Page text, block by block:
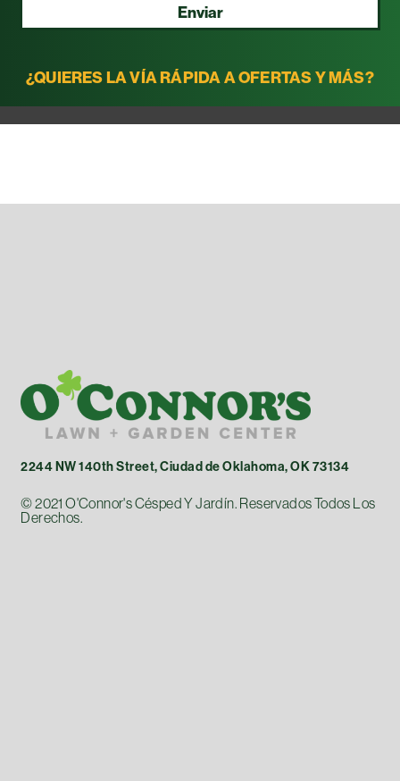
¿QUIERES LA VÍA RÁPIDA A OFERTAS Y MÁS?
Enviar
2244 NW 140th Street, Ciudad de Oklahoma, OK 73134
© 2021 O'Connor's Césped Y Jardín. Reservados Todos Los
Derechos.